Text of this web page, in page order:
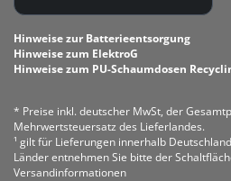
Hinweise zur Batterieentsorgung
Hinweise zum ElektroG
Hinweise zum PU-Schaumdosen
* Preise inkl. deutscher MwSt, der
Mehrwertsteuersatz des Lieferlandes.
¹ gilt für Lieferungen innerhalb
Länder entnehmen Sie bitte der
Versandinformationen